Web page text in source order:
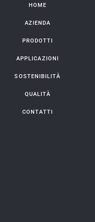
HOME
AZIENDA
PRODOTTI
APPLICAZIONI
SOSTENIBILITÀ
QUALITÀ
CONTATTI